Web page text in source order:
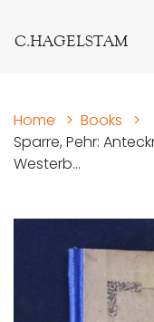
C.HAGELSTAM
Home > Books
>
Sparre, Pehr:
Westerb...